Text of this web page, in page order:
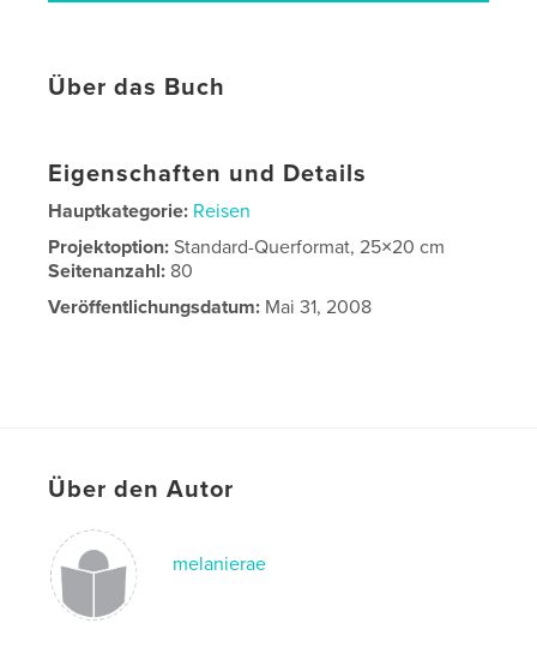
Über das Buch
Eigenschaften und Details
Hauptkategorie: Reisen
Projektoption:Standard-Querformat, 25×20 cm
Seitenanzahl: 80
Veröffentlichungsdatum: Mai 31, 2008
Über den Autor
melanierae